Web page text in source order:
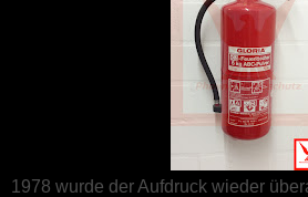
1978 wurde der Aufdruck wieder